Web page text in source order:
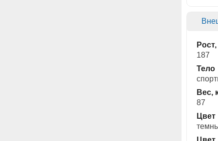
187
Тело
Вес,
87
Цвет